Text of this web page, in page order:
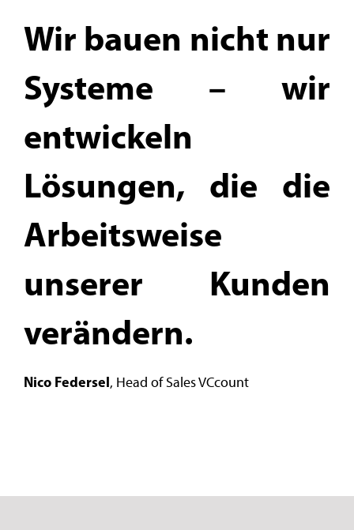
Wir bauen nicht nur
Systeme – wir
entwickeln
Lösungen, die die
Arbeitsweise
unserer Kunden
verändern.
Nico Federsel, Head of Sales VCcount